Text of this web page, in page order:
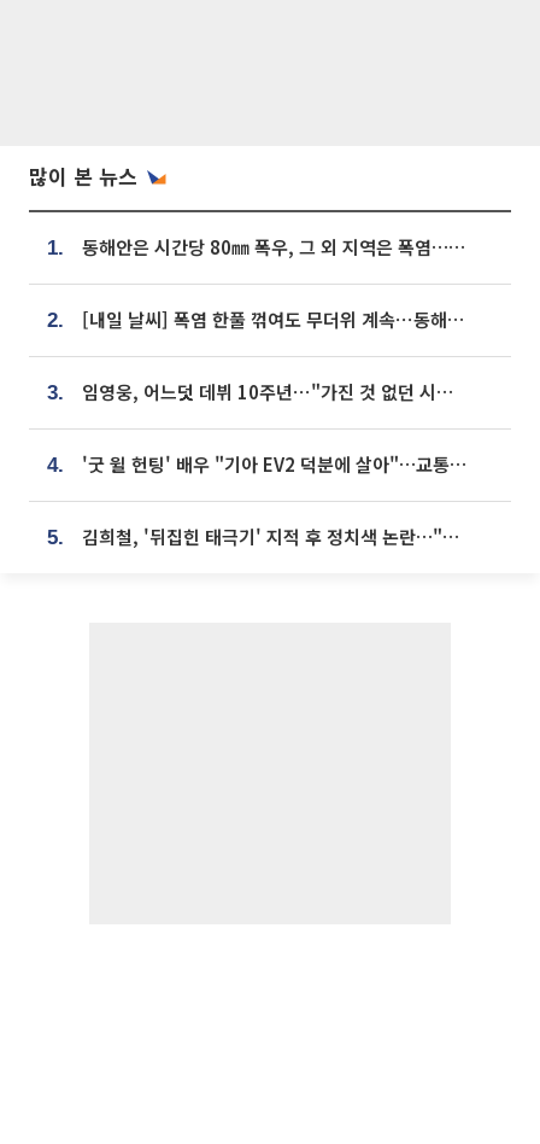
많이 본 뉴스
1. 동해안은 시간당 80㎜ 폭우, 그 외 지역은 폭염…‘극과 극 날씨’
2. [내일 날씨] 폭염 한풀 꺾여도 무더위 계속⋯동해안 이틀 연속 비
3. 임영웅, 어느덧 데뷔 10주년⋯"가진 것 없던 시절, 내 앞엔 20명의 팬뿐"
4. '굿 윌 헌팅' 배우 "기아 EV2 덕분에 살아"…교통사고 후 안전성 극찬
5. 김희철, '뒤집힌 태극기' 지적 후 정치색 논란…"좌우 떠나 우리나라 국기"